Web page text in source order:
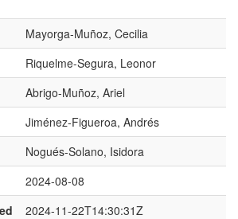
Mayorga-Muñoz, Cecilia
Riquelme-Segura, Leonor
Abrigo-Muñoz, Ariel
Jiménez-Figueroa, Andrés
Nogués-Solano, Isidora
2024-08-08
2024-11-22T14:30:31Z